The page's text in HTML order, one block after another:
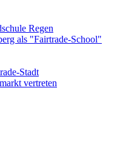
Regen
als "Fairtrade-School"
Stadt
vertreten